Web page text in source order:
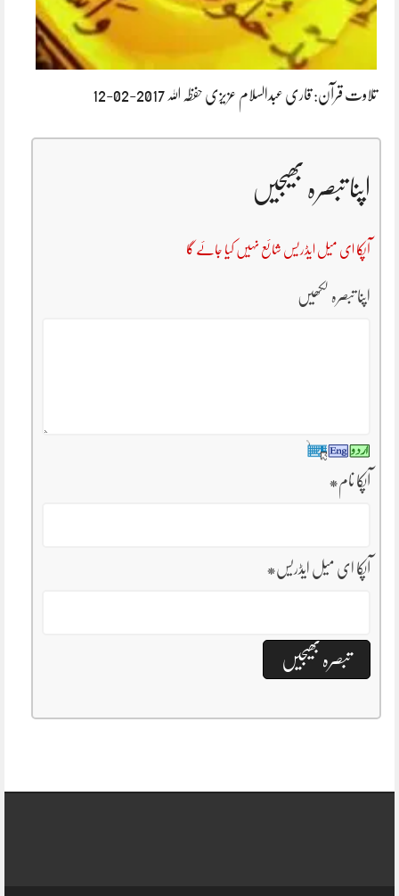
تلاوت قرآن: قاری عبدالسلام عزیزی حفظہ اللہ 2017-02-12
اپنا تبصرہ بھیجیں
آپکا ای میل ایڈریس شائع نہیں کیا جائے گا
اپنا تبصرہ لکھیں
آپکا نام*
آپکا ای میل ایڈریس*